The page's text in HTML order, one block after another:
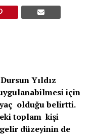
Yıldız
için
olduğu belirtti.
toplam kişi
düzeyinin de